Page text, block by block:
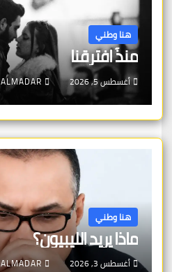
هنا وطني
منذُ افترقنا
أغسطس 5, 2026 ALMADAR
هنا وطني
ماذا يريد الليبيون؟
أغسطس 3, 2026 ALMADAR